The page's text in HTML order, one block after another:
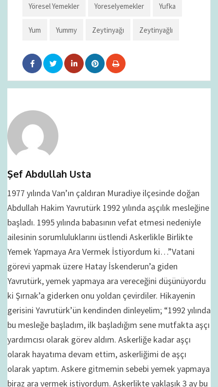
Yöresel Yemekler Yoreselyemekler Yufka
Yum Yummy Zeytinyağı Zeytinyağlı
Şef Abdullah Usta
1977 yılında Van’ın çaldıran Muradiye ilçesinde doğan
Abdullah Hakim Yavrutürk 1992 yılında aşçılık mesleğine
başladı. 1995 yılında babasının vefat etmesi nedeniyle
ailesinin sorumluluklarını üstlendi Askerlikle Birlikte
Yemek Yapmaya Ara Vermek İstiyordum ki…”Vatani
görevi yapmak üzere Hatay İskenderun’a giden
Yavrutürk, yemek yapmaya ara vereceğini düşünüyordu
ki Şırnak’a giderken onu yoldan çevirdiler. Hikayenin
gerisini Yavrutürk’ün kendinden dinleyelim; “1992 yılında
bu mesleğe başladım, ilk başladığım sene mutfakta aşçı
yardımcısı olarak görev aldım. Askerliğe kadar aşçı
olarak hayatıma devam ettim, askerliğimi de aşçı
olarak yaptım. Askere gitmemin sebebi yemek yapmaya
biraz ara vermek istiyordum. Askerlikte yaklaşık 3 ay bu